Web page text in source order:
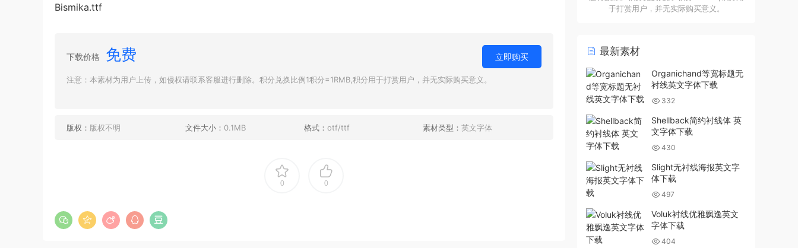
Bismika.ttf
下载价格 免费 立即购买
注意：本素材为用户上传，如侵权请联系客服进行删除。积分兑换比例1积分=1RMB,积分用于打赏用户，并无实际购买意义。
版权： 版权不明 文件大小： 0.1MB 格式： otf/ttf 素材类型： 英文字体
0 0
于打赏用户，并无实际购买意义。
最新素材
Organichand等宽标题无
衬线英文字体下载
332
Shellback简约衬线体 英
文字体下载
430
Slight无衬线海报英文字
体下载
497
Voluk衬线优雅飘逸英文
字体下载
404